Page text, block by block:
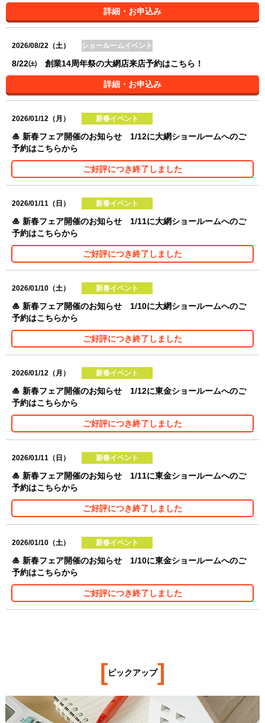
詳細・お申込み
2026/08/22（土） ショールームイベント
8/22㈯ 創業14周年祭の大網店来店予約はこちら！
詳細・お申込み
2026/01/12（月） 新春イベント
🎍 新春フェア開催のお知らせ 1/12に大網ショールームへのご
予約はこちらから
ご好評につき終了しました
2026/01/11（日） 新春イベント
🎍 新春フェア開催のお知らせ 1/11に大網ショールームへのご
予約はこちらから
ご好評につき終了しました
2026/01/10（土） 新春イベント
🎍 新春フェア開催のお知らせ 1/10に大網ショールームへのご
予約はこちらから
ご好評につき終了しました
2026/01/12（月） 新春イベント
🎍 新春フェア開催のお知らせ 1/12に東金ショールームへのご
予約はこちらから
ご好評につき終了しました
2026/01/11（日） 新春イベント
🎍 新春フェア開催のお知らせ 1/11に東金ショールームへのご
予約はこちらから
ご好評につき終了しました
2026/01/10（土） 新春イベント
🎍 新春フェア開催のお知らせ 1/10に東金ショールームへのご
予約はこちらから
ご好評につき終了しました
[ピックアップ]